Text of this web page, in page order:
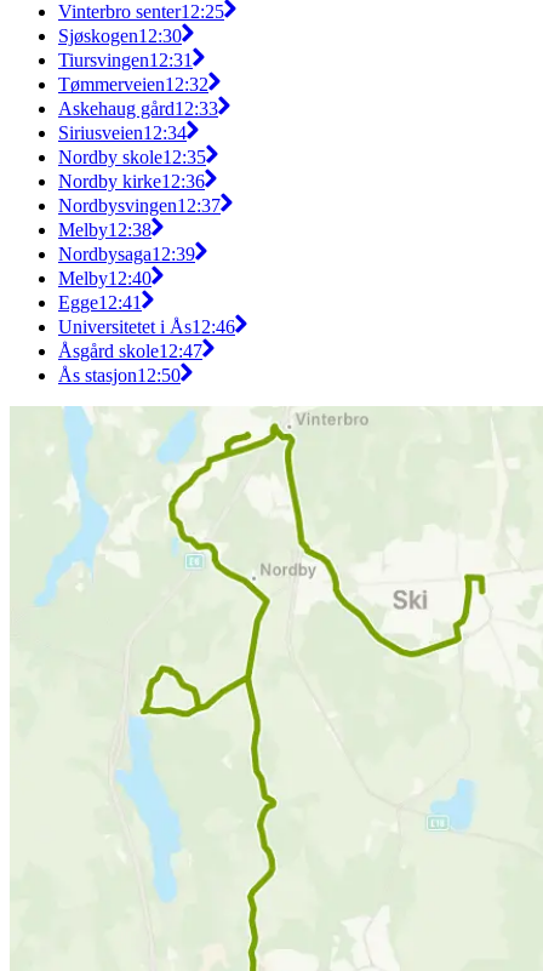
Vinterbro senter12:25
Sjøskogen12:30
Tiursvingen12:31
Tømmerveien12:32
Askehaug gård12:33
Siriusveien12:34
Nordby skole12:35
Nordby kirke12:36
Nordbysvingen12:37
Melby12:38
Nordbysaga12:39
Melby12:40
Egge12:41
Universitetet i Ås12:46
Åsgård skole12:47
Ås stasjon12:50